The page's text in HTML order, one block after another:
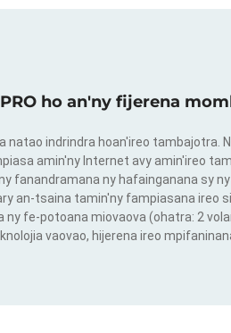
ho an'ny fijerena
natao indrindra hoan'ireo tambajotra.
amin'ny Internet avy amin'ireo
fanandramana ny hafainganana sy
an-tsaina tamin'ny fampiasana ireo
ny fe-potoana miovaova (ohatra: 2
vaovao, hijerena ireo